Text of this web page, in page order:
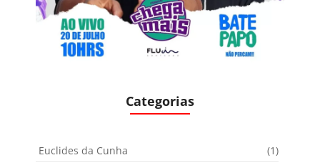
Categorias
Euclides da Cunha
(1)